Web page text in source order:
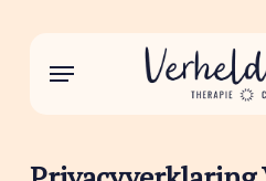
content
Menu